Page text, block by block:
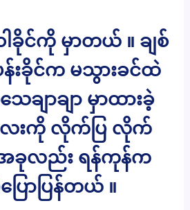
င်ကို မှာတယ် ။ ချစ်
န်းခိုင်က မသွားခင်ထဲ
ျာချာ မှာထားခဲ့
းကို လိုက်ပြ လိုက်
အခုလည်း ရန်ကုန်က
ြောပြန်တယ် ။